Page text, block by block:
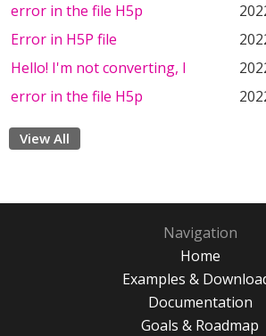
error in the file H5p
Error in H5P file
Hello! I'm not converting, I
error in the file H5p
View All
Navigation
Home
Examples &
Documentation
Goals & Roadmap